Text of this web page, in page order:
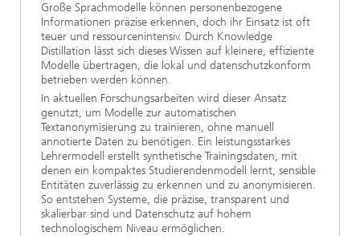
Große Sprachmodelle können personenbezogene
Informationen präzise erkennen, doch ihr Einsatz ist oft
teuer und ressourcenintensiv. Durch Knowledge
Distillation lässt sich dieses Wissen auf kleinere, effiziente
Modelle übertragen, die lokal und datenschutzkonform
betrieben werden können.
In aktuellen Forschungsarbeiten wird dieser Ansatz
genutzt, um Modelle zur automatischen
Textanonymisierung zu trainieren, ohne manuell
annotierte Daten zu benötigen. Ein leistungsstarkes
Lehrermodell erstellt synthetische Trainingsdaten, mit
denen ein kompaktes Studierendenmodell lernt, sensible
Entitäten zuverlässig zu erkennen und zu anonymisieren.
So entstehen Systeme, die präzise, transparent und
skalierbar sind und Datenschutz auf hohem
technologischem Niveau ermöglichen.